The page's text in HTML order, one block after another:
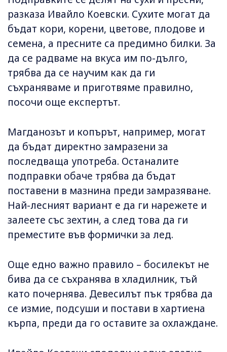
разказа Ивайло Коевски. Сухите могат да
бъдат кори, корени, цветове, плодове и
семена, а пресните са предимно билки. За
да се радваме на вкуса им по-дълго,
трябва да се научим как да ги
съхраняваме и приготвяме правилно,
посочи още експертът.
Магданозът и копърът, например, могат
да бъдат директно замразени за
последваща употреба. Останалите
подправки обаче трябва да бъдат
поставени в мазнина преди замразяване.
Най-лесният вариант е да ги нарежете и
залеете със зехтин, а след това да ги
преместите във формички за лед.
Още едно важно правило – босилекът не
бива да се съхранява в хладилник, тъй
като почернява. Девесилът пък трябва да
се измие, подсуши и постави в хартиена
кърпа, преди да го оставите за охлаждане.